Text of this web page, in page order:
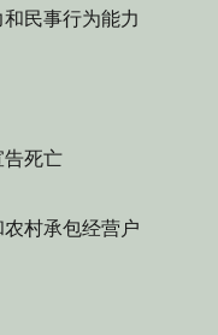
行为能力
死亡
包经营户